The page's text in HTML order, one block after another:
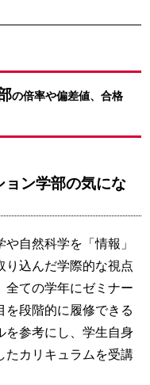
の倍率や偏差値、合格
ン学部の気にな
自然科学を「情報」
り込んだ学際的な視点
全ての学年にゼミナー
を段階的に履修できる
を参考にし、学生自身
たカリキュラムを受講